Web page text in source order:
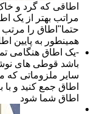
اطاقی که گرد و
مراتب بهتر از یک
حتما"اطاق را
همینطور به پایین
-یک اطاق هنگامی
باشد قوطی های
سایر ملزوماتی که
اطاق جمع کنید و با
اطاق شما شود